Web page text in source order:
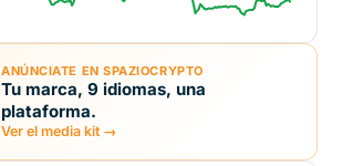
ANÚNCIATE EN SPAZIOCRYPTO
Tu marca, 9 idiomas, una
plataforma.
Ver el media kit →